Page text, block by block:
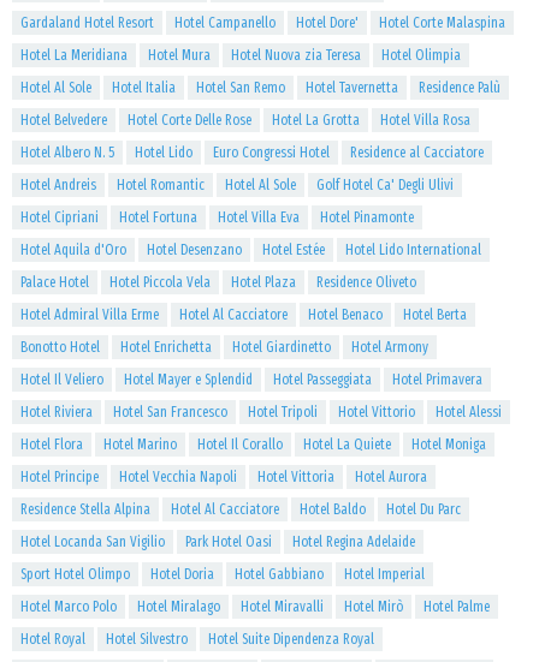
Gardaland Hotel Resort
Hotel Campanello Hotel Dore'
Hotel Corte Malaspina
Hotel La Meridiana
Hotel Mura Hotel Nuova zia Teresa
Hotel Olimpia
Hotel Al Sole
Hotel Italia Hotel San Remo Hotel Tavernetta
Residence Palù
Hotel Belvedere
Hotel Corte Delle Rose Hotel La Grotta
Hotel Villa Rosa
Hotel Albero N. 5
Hotel Lido Euro Congressi Hotel
Residence al Cacciatore
Hotel Andreis
Hotel Romantic Hotel Al Sole
Golf Hotel Ca' Degli Ulivi
Hotel Cipriani
Hotel Fortuna Hotel Villa Eva
Hotel Pinamonte
Hotel Aquila d'Oro
Hotel Desenzano Hotel Estée
Hotel Lido International
Palace Hotel
Hotel Piccola Vela Hotel Plaza
Residence Oliveto
Hotel Admiral Villa Erme
Hotel Al Cacciatore Hotel Benaco
Hotel Berta
Bonotto Hotel
Hotel Enrichetta Hotel Giardinetto
Hotel Armony
Hotel Il Veliero
Hotel Mayer e Splendid Hotel Passeggiata
Hotel Primavera
Hotel Riviera
Hotel San Francesco Hotel Tripoli Hotel Vittorio
Hotel Alessi
Hotel Flora
Hotel Marino Hotel Il Corallo Hotel La Quiete
Hotel Moniga
Hotel Principe
Hotel Vecchia Napoli Hotel Vittoria
Hotel Aurora
Residence Stella Alpina
Hotel Al Cacciatore Hotel Baldo
Hotel Du Parc
Hotel Locanda San Vigilio
Park Hotel Oasi
Hotel Regina Adelaide
Sport Hotel Olimpo
Hotel Doria Hotel Gabbiano
Hotel Imperial
Hotel Marco Polo
Hotel Miralago Hotel Miravalli Hotel Mirò
Hotel Palme
Hotel Royal
Hotel Silvestro
Hotel Suite Dipendenza Royal